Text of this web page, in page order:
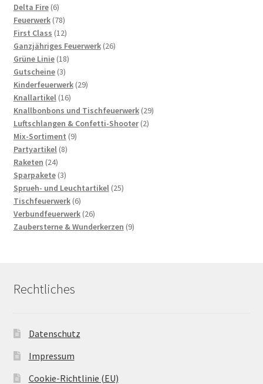
Delta Fire 66
Produkte
Feuerwerk 7878
Produkte
First Class 1212
Produkte
Ganzjähriges Feuerwerk 2626
Grüne Linie 1818
Gutscheine 33
Produkte
Kinderfeuerwerk 2929
Knallartikel 1616
Produkte
Knallbonbons und Tischfeuerwerk 2929
Luftschlangen & Confetti-Shooter 22
Mix-Sortiment 99
Partyartikel 88
Raketen 2424
Produkte
Sparpakete 33
Produkte
Sprueh- und Leuchtartikel 2525
Tischfeuerwerk 66
Produkte
Verbundfeuerwerk 2626
Produkte
Zaubersterne & Wunderkerzen 99
Rechtliches
Datenschutz
Impressum
Cookie-Richtlinie (EU)